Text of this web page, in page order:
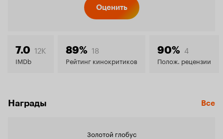
6.7
Оценить
7.0 12K
IMDb
89% 18
Рейтинг кинокритиков
90% 4
Полож. рецензии
Награды Все
Золотой глобус